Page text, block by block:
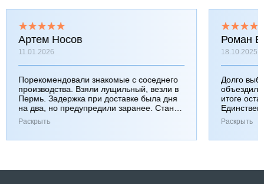
Артем Носов
11.01.2026
Порекомендовали знакомые с соседнего
производства. Взяли лущильный, везли в
Пермь. Задержка при доставке была дня
на два, но предупредили заранее. Станок
работает хорошо, к качеству вопросов нет.
Раскрыть
Роман
18.10.2025
Долго
итоге
Раскрыть